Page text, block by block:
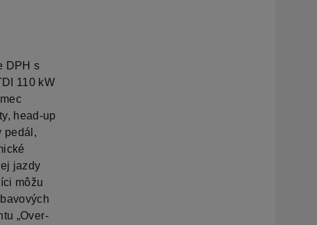
DPH s
110 kW
head-up
pedál,
jazdy
môžu
„Over-